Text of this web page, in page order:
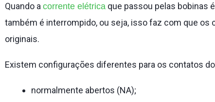
Quando a corrente elétrica que passou pelas bobinas
também é interrompido, ou seja, isso faz com que
originais.
Existem configurações diferentes para os contatos
normalmente abertos (NA);